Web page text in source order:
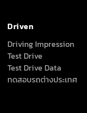
Driven
Driving Impression
Test Drive
Test Drive Data
ทดสอบรถต่างประเทศ